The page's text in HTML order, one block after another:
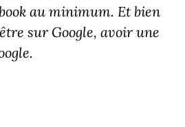
au minimum. Et bien
sur Google, avoir une